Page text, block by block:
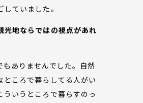
ていました。
光地ならではの視点があれ
ありませんでした。自然
ころで暮らしてる人がい
いうところで暮らすのっ